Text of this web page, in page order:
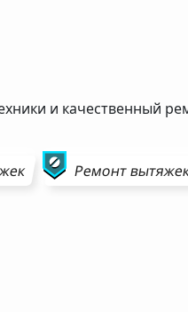
и качественный
Ремонт